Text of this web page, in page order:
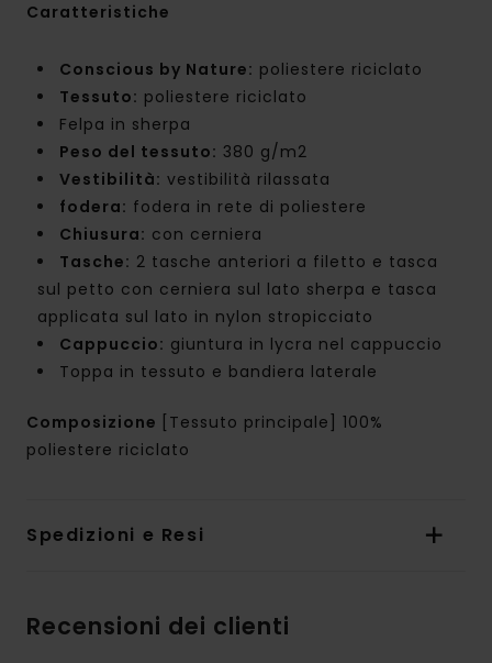
Caratteristiche
Conscious by Nature: poliestere riciclato
Tessuto: poliestere riciclato
Felpa in sherpa
Peso del tessuto: 380 g/m2
Vestibilità: vestibilità rilassata
fodera: fodera in rete di poliestere
Chiusura: con cerniera
Tasche: 2 tasche anteriori a filetto e tasca
sul petto con cerniera sul lato sherpa e tasca
applicata sul lato in nylon stropicciato
Cappuccio: giuntura in lycra nel cappuccio
Toppa in tessuto e bandiera laterale
Composizione
[Tessuto principale] 100%
poliestere riciclato
Spedizioni e Resi
Recensioni dei clienti